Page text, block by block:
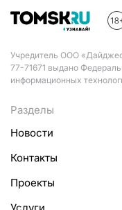
Учредитель ООО
77-71671 выдано
информационных
Разделы
Новости
Контакты
Проекты